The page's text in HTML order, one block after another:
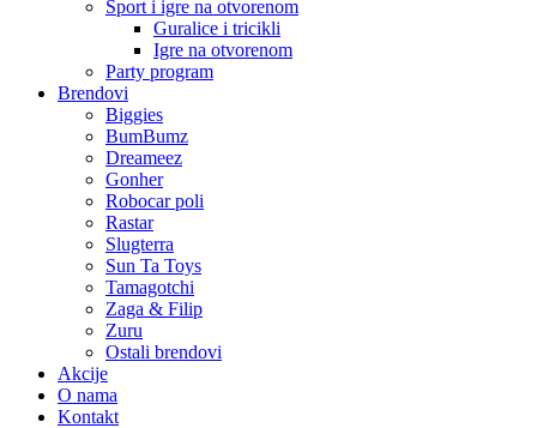
Sport i igre na otvorenom
Guralice i tricikli
Igre na otvorenom
Party program
Brendovi
Biggies
BumBumz
Dreameez
Gonher
Robocar poli
Rastar
Slugterra
Sun Ta Toys
Tamagotchi
Zaga & Filip
Zuru
Ostali brendovi
Akcije
O nama
Kontakt